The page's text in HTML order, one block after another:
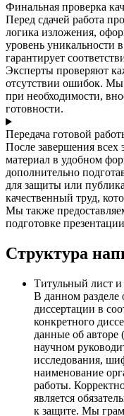
Финальная проверка
Перед сдачей работа
логика изложения,
уровень уникальности
гарантирует
Эксперты проверяют
отсутствии ошибок. Мы
при необходимости,
готовности.
Передача готовой
После завершения всех
материал в удобном
дополнительно
для защиты или
качественный труд,
Мы также
подготовке
Структура
Титульный лист и
В данном разделе
диссертации в
конкретного
данные об
научном
исследования,
наименование
работы.
является
к защите. Мы